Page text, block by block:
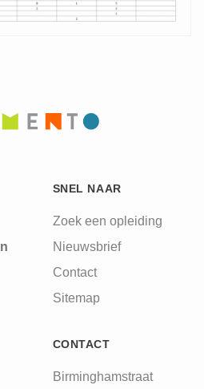
whether or not you are
SNEL NAAR
Zoek een opleiding
Nieuwsbrief
Contact
Sitemap
CONTACT
Birminghamstraat